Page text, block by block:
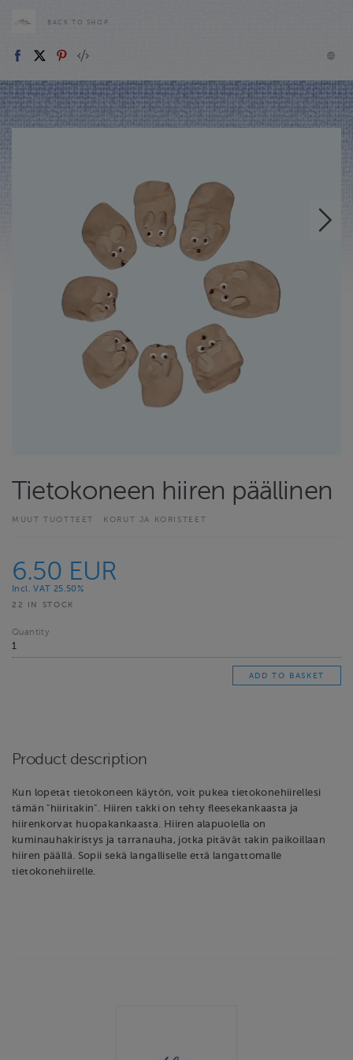
BACK TO SHOP
Tietokoneen hiiren päällinen
MUUT TUOTTEET KORUT JA KORISTEET
6.50 EUR
Incl. VAT 25.50%
22 IN STOCK
Quantity
Product description
Kun lopetat tietokoneen käytön, voit pukea tietokonehiirellesi
tämän "hiiritakin". Hiiren takki on tehty fleesekankaasta ja
hiirenkorvat huopakankaasta. Hiiren alapuolella on
kuminauhakiristys ja tarranauha, jotka pitävät takin paikoillaan
hiiren päällä. Sopii sekä langalliselle että langattomalle
tietokonehiirelle.